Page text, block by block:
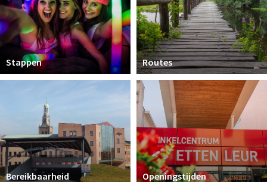
Stappen Routes
Bereikbaarheid Openingstijden